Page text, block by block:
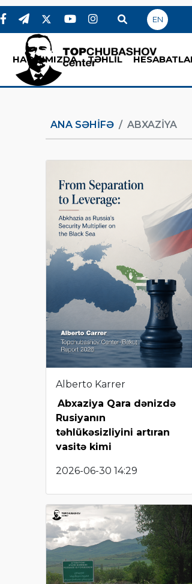
EN
HAQQIMIZDA TƏHLİL
ANA SƏHIFƏ ABXAZIYA
Alberto Karrer
Abxaziya Qara dənizdə
Rusiyanın
təhlükəsizliyini artıran
vasitə kimi
2026-06-30 14:29